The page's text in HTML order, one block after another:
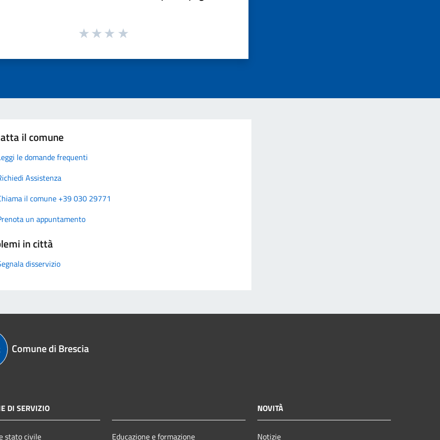
il comune
le domande frequenti
Assistenza
il comune +39 030 29771
un appuntamento
in città
disservizio
Comune di Brescia
DI SERVIZIO
stato civile Educazione e formazione
NOVITÀ
Notizie